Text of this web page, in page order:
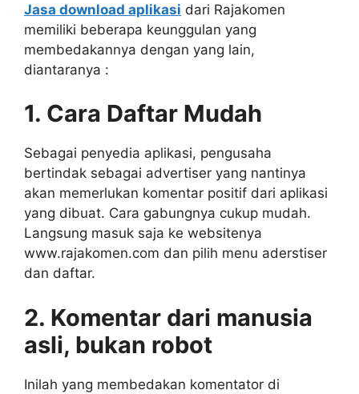
Jasa download aplikasi dari Rajakomen
memiliki beberapa keunggulan yang
membedakannya dengan yang lain,
diantaranya :
1. Cara Daftar Mudah
Sebagai penyedia aplikasi, pengusaha
bertindak sebagai advertiser yang nantinya
akan memerlukan komentar positif dari aplikasi
yang dibuat. Cara gabungnya cukup mudah.
Langsung masuk saja ke websitenya
www.rajakomen.com dan pilih menu aderstiser
dan daftar.
2. Komentar dari manusia
asli, bukan robot
Inilah yang membedakan komentator di